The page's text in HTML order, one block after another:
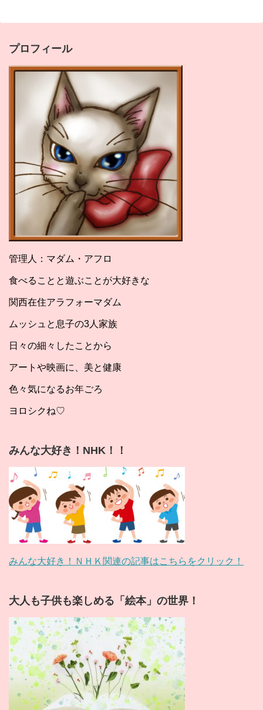
プロフィール
管理人：マダム・アフロ
食べることと遊ぶことが大好きな
関西在住アラフォーマダム
ムッシュと息子の3人家族
日々の細々したことから
アートや映画に、美と健康
色々気になるお年ごろ
ヨロシクね♡
みんな大好き！NHK！！
みんな大好き！ＮＨＫ関連の記事はこちらをクリック！
大人も子供も楽しめる「絵本」の世界！